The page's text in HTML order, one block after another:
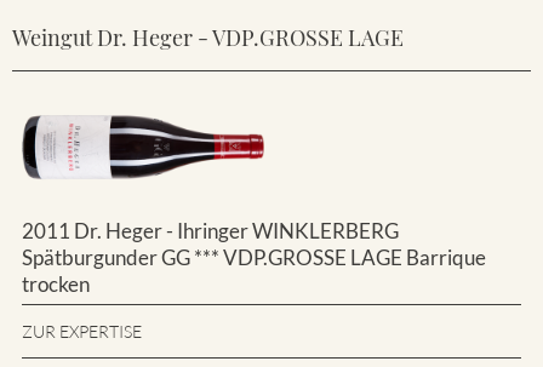
Weingut Dr. Heger - VDP.GROSSE LAGE
2011 Dr. Heger - Ihringer WINKLERBERG
Spätburgunder GG *** VDP.GROSSE LAGE Barrique
trocken
ZUR EXPERTISE